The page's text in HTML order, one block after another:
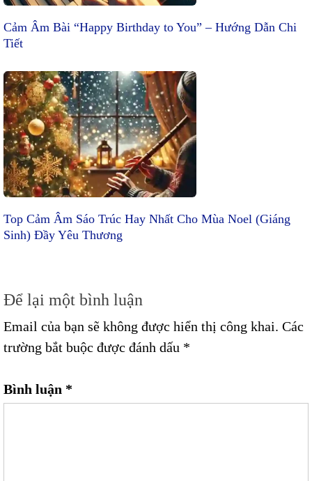
Cảm Âm Bài “Happy Birthday to You” – Hướng Dẫn Chi
Tiết
Top Cảm Âm Sáo Trúc Hay Nhất Cho Mùa Noel (Giáng
Sinh) Đầy Yêu Thương
Để lại một bình luận
Email của bạn sẽ không được hiển thị công khai. Các
trường bắt buộc được đánh dấu *
Bình luận *